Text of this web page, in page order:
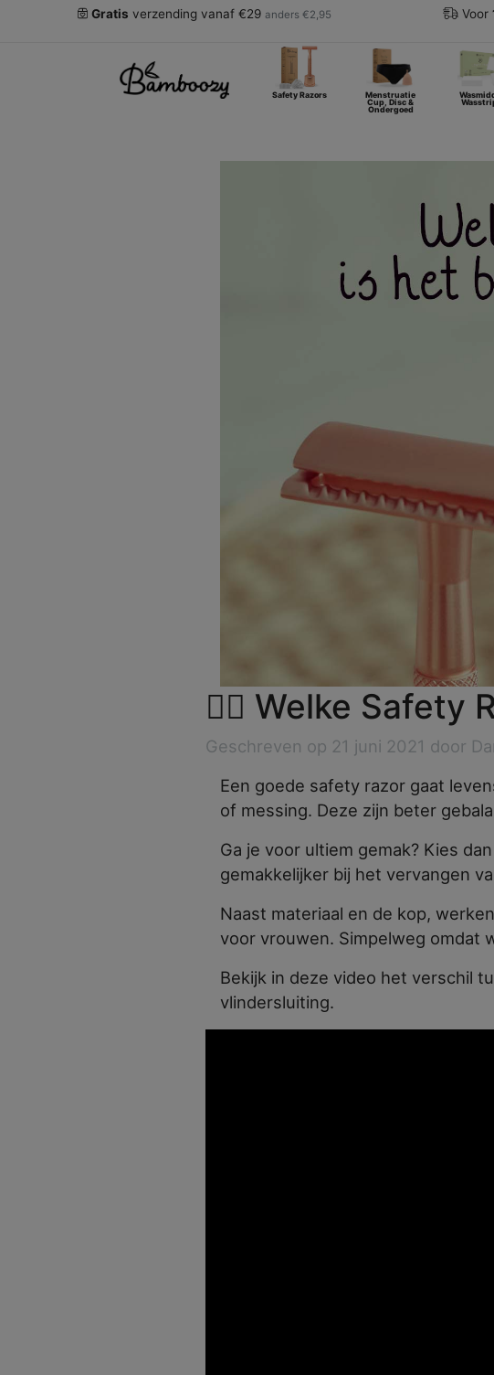
Gratis verzending vanaf €29 anders €2,95 Voor
Safety Razors Menstruatie
Cup, Disc &
Ondergoed
🙋‍♀️ Welke Safety
Geschreven op 21 juni 2021 door
Een goede safety razor gaat
of messing. Deze zijn beter
Ga je voor ultiem gemak? Kies
gemakkelijker bij het vervangen
Naast materiaal en de kop,
voor vrouwen. Simpelweg omdat
Bekijk in deze video het verschil
vlindersluiting.